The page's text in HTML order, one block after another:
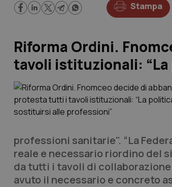
Stampa
Riforma Ordini.
tavoli istituzionali:
professioni sanitarie". “La
reale e necessario riordino del
da tutti i tavoli di
avuto il necessario e concreto